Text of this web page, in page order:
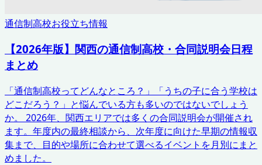
通信制高校お役立ち情報
【2026年版】関西の通信制高校・合同説明会日程
まとめ
「通信制高校ってどんなところ？」「うちの子に合う学校は
どこだろう？」と悩んでいる方も多いのではないでしょう
か。 2026年、関西エリアでは多くの合同説明会が開催され
ます。年度内の最終相談から、次年度に向けた早期の情報収
集まで、目的や場所に合わせて選べるイベントを月別にまと
めました。